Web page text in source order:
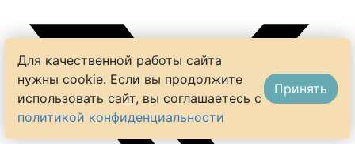
Для качественной работы сайта
нужны cookie. Если вы продолжите
использовать сайт, вы соглашаетесь с
политикой конфиденциальности
Принять